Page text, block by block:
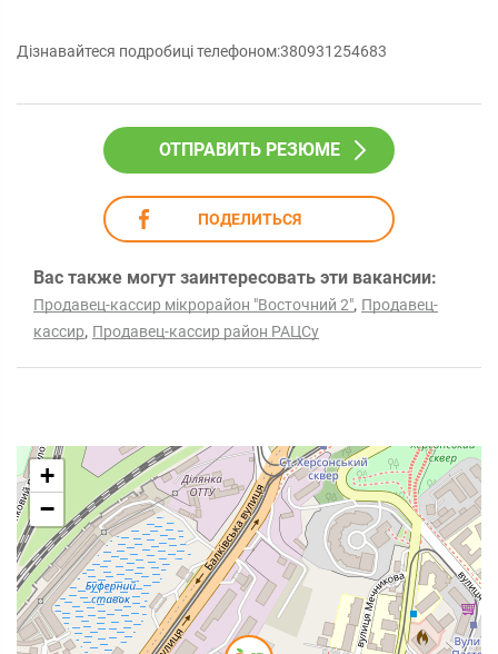
Дізнавайтеся подробиці телефоном:380931254683
ОТПРАВИТЬ РЕЗЮМЕ
ПОДЕЛИТЬСЯ
Вас также могут заинтересовать эти вакансии:
Продавец-кассир мікрорайон "Восточний 2", Продавец-
кассир, Продавец-кассир район РАЦCу
+
−